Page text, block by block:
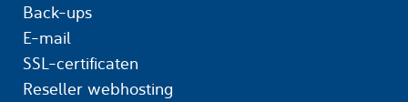
Back-ups
E-mail
SSL-certificaten
Reseller webhosting